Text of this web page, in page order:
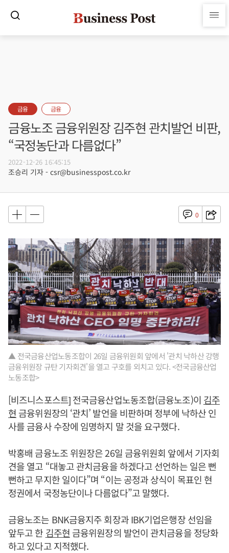
금융 금융
금융노조 금융위원장 김주현 관치발언 비판,
“국정농단과 다름없다”
2022-12-26 16:45:15
조승리 기자 - csr@businesspost.co.kr
0
▲ 전국금융산업노동조합이 26일 금융위원회 앞에서 '관치 낙하산 강행
금융위원장 규탄 기자회견'을 열고 구호를 외치고 있다. <전국금융산업
노동조합>
[비즈니스포스트] 전국금융산업노동조합(금융노조)이 김주
현 금융위원장의 ‘관치’ 발언을 비판하며 정부에 낙하산 인
사를 금융사 수장에 임명하지 말 것을 요구했다.
박홍배 금융노조 위원장은 26일 금융위원회 앞에서 기자회
견을 열고 “대놓고 관치금융을 하겠다고 선언하는 일은 뻔
뻔하고 무지한 일이다”며 “이는 공정과 상식이 목표인 현
정권에서 국정농단이나 다름없다”고 말했다.
금융노조는 BNK금융지주 회장과 IBK기업은행장 선임을
앞두고 한 김주현 금융위원장의 발언이 관치금융을 정당화
하고 있다고 지적했다.